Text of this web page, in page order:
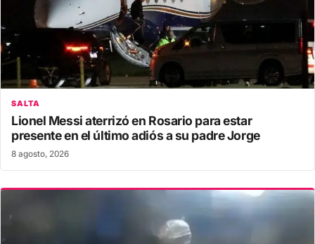
SALTA
Lionel Messi aterrizó en Rosario para estar
presente en el último adiós a su padre Jorge
8 agosto, 2026